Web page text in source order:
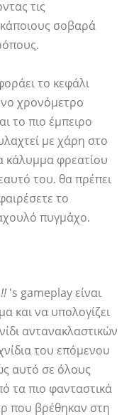
τις
σοβαρά
το κεφάλι
χρονόμετρο
το πιο έμπειρο
με χάρη στο
κάλυμμα φρεατίου
του. θα πρέπει
το
πυγμάχο.
's gameplay είναι
και να υπολογίζει
αντανακλαστικών
του επόμενου
αυτό σε όλους
τα πιο φανταστικά
που βρέθηκαν στη